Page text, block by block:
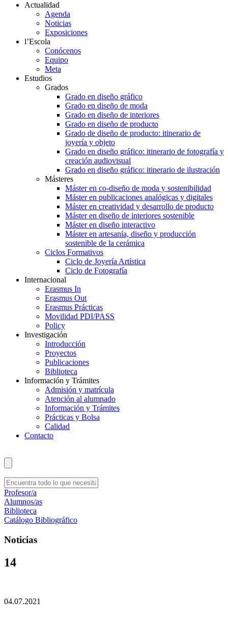
Actualidad
Agenda
Noticias
Exposiciones
l’Escola
Conócenos
Equipo
Meta
Estudios
Grados
Grado en diseño gráfico
Grado en diseño de moda
Grado en diseño de interiores
Grado en diseño de producto
Grado de diseño de producto: itinerario de
joyería y objeto
Grado en diseño gráfico: itinerario de fotografía y
creación audiovisual
Grado en diseño gráfico: itinerario de ilustración
Másteres
Máster en co-diseño de moda y sostenibilidad
Máster en publicaciones analógicas y digitales
Máster en creatividad y desarrollo de producto
Máster en diseño de interiores sostenible
Máster en diseño interactivo
Máster en artesanía, diseño y producción
sostenible de la cerámica
Ciclos Formativos
Ciclo de Joyería Artística
Ciclo de Fotografía
Internacional
Erasmus In
Erasmus Out
Erasmus Prácticas
Movilidad PDI/PASS
Policy
Investigación
Introducción
Proyectos
Publicaciones
Biblioteca
Información y Trámites
Admisión y matrícula
Atención al alumnado
Información y Trámites
Prácticas y Bolsa
Calidad
Contacto
Profesor/a
Alumnos/as
Biblioteca
Catálogo Bibliográfico
Noticias
14
04.07.2021